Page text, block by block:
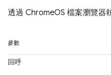
透過 ChromeOS 檔案瀏覽器
參數
回呼